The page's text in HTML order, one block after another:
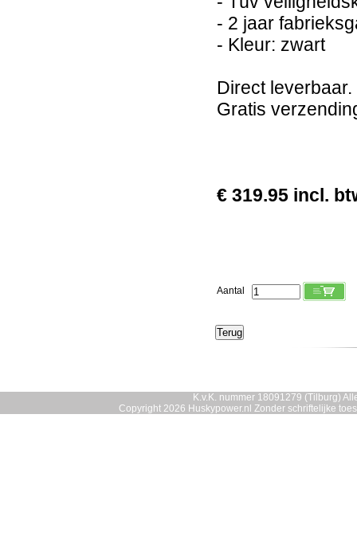
- 2 jaar
- Kleur: zwart
Direct leverbaar.
Gratis
€ 319.95 incl.
Aantal
K.v.K. nummer 18091279 (Tilburg)
Copyright 2026 Huskypower.nl Zonder schriftelijke